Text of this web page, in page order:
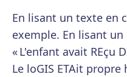
En lisant un texte en
exemple. En lisant
« L'enfant avait REçu
Le loGIS ETAit propre